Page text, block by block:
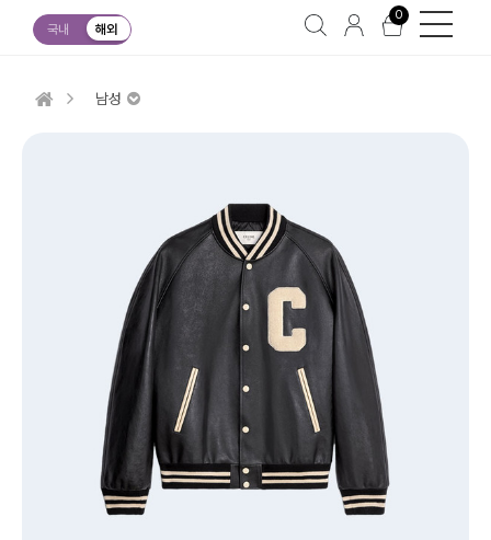
국내 해외
0
남성